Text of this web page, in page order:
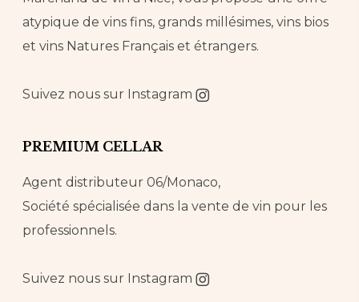
atypique de vins fins, grands millésimes, vins bios
et vins Natures Français et étrangers.
Suivez nous sur Instagram
PREMIUM CELLAR
Agent distributeur 06/Monaco,
Société spécialisée dans la vente de vin pour les
professionnels.
Suivez nous sur Instagram